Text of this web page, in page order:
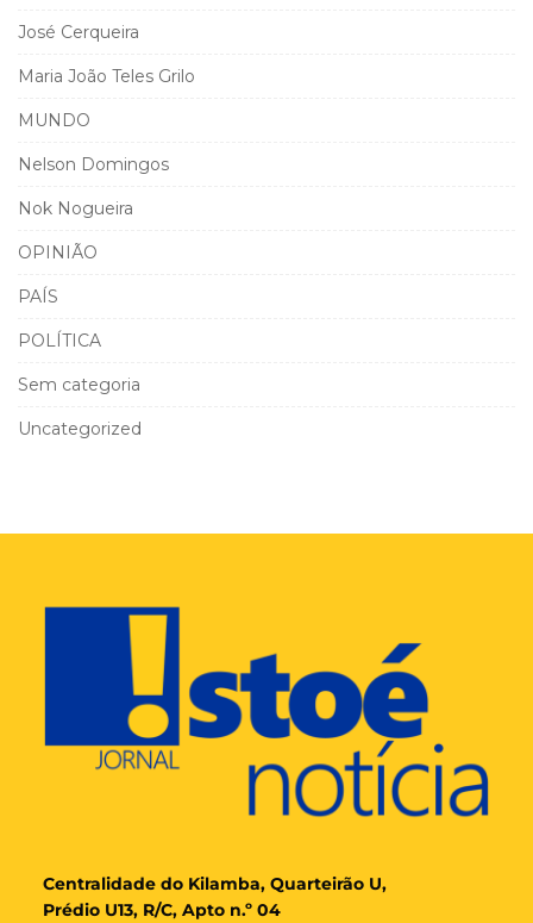
José Cerqueira
Maria João Teles Grilo
MUNDO
Nelson Domingos
Nok Nogueira
OPINIÃO
PAÍS
POLÍTICA
Sem categoria
Uncategorized
Centralidade do Kilamba, Quarteirão U,
Prédio U13, R/C, Apto n.º 04